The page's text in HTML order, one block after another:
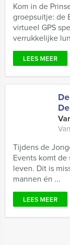
Kom in de
groepsuitje: de
virtueel GPS
verrukkelijke
LEES MEER
Tijdens de
Events komt
leven. Dit is
mannen én ...
LEES MEER